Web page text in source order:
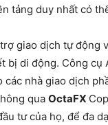
tảng duy nhất có
giao dịch tự động
bị di động. Công
các nhà giao dịch
qua OctaFX
tư của họ, để đa